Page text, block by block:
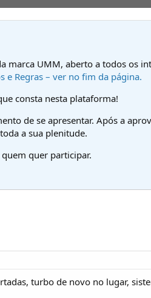
marca UMM, aberto a todos os
e Regras – ver no fim da página.
consta nesta plataforma!
de se apresentar. Após a
a sua plenitude.
quer participar.
turbo de novo no lugar,